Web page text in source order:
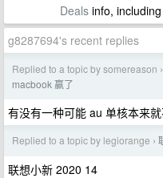
Dealsinfo,
g8287694's recent replies
Replied to a topic by somereason ›
macbook 赢了
有没有一种可能 au 单核本来
Replied to a topic by legiorange ›
联想小新 2020 14